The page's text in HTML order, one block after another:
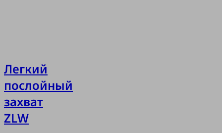
Легкий
послойный
захват
ZLW